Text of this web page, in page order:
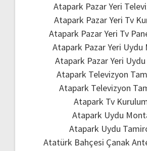
Atapark Pazar Yeri
Atapark Pazar Yeri Tv
Atapark Pazar Yeri Tv
Atapark Pazar Yeri Uydu
Atapark Pazar Yeri
Atapark Televizyon
Atapark Televizyon
Atapark Tv
Atapark Uydu
Atapark Uydu
Atatürk Bahçesi Çanak